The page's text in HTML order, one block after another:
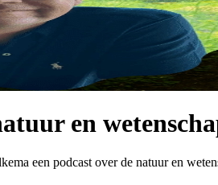
en
een podcast over de natuur en